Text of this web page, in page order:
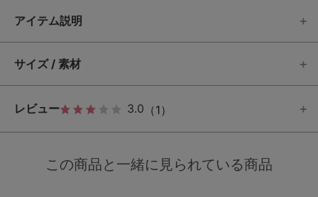
アイテム説明
サイズ / 素材
レビュー 3.0 （1）
この商品と一緒に見られている商品